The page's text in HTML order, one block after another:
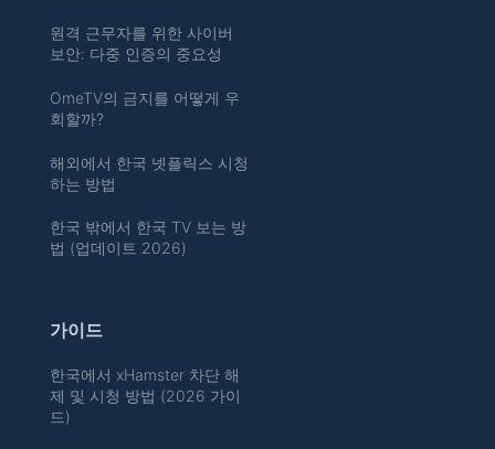
원격 근무자를 위한 사이버
보안: 다중 인증의 중요성
OmeTV의 금지를 어떻게 우
회할까?
해외에서 한국 넷플릭스 시청
하는 방법
한국 밖에서 한국 TV 보는 방
법 (업데이트 2026)
가이드
한국에서 xHamster 차단 해
제 및 시청 방법 (2026 가이
드)